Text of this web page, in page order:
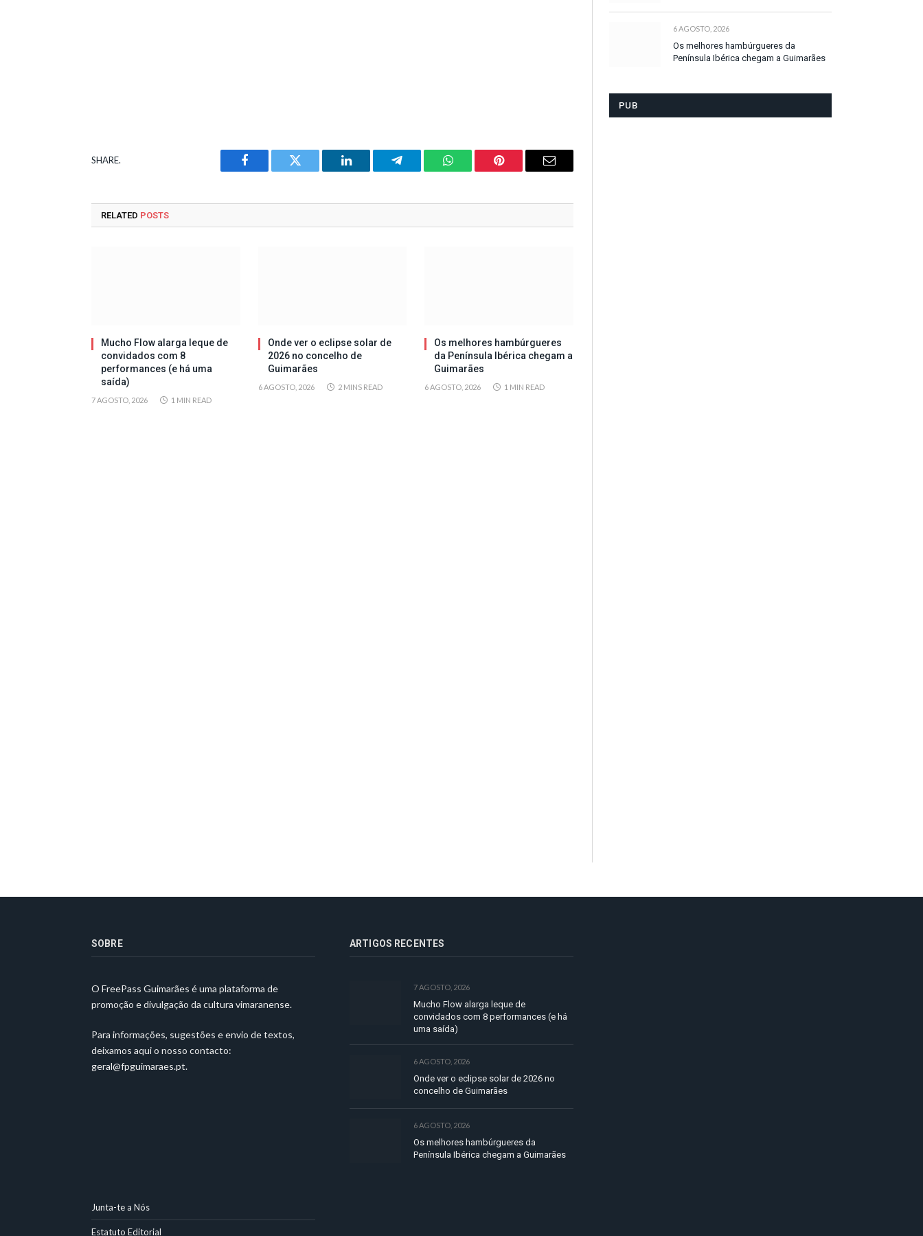
SHARE.
Facebook Twitter LinkedIn Telegram WhatsAppPinterest Email
RELATED POSTS
Mucho Flow alarga leque de
convidados com 8
performances (e há uma
saída)
7 AGOSTO, 2026 1 MIN READ
Onde ver o eclipse solar de
2026 no concelho de
Guimarães
6 AGOSTO, 2026 2 MINS READ
Os melhores hambúrgueres
da Península Ibérica chegam a
Guimarães
6 AGOSTO, 2026 1 MIN READ
6 AGOSTO, 2026
Os melhores hambúrgueres da
Península Ibérica chegam a Guimarães
PUB
SOBRE
O FreePass Guimarães é uma plataforma de
promoção e divulgação da cultura vimaranense.
Para informações, sugestões e envio de textos,
deixamos aqui o nosso contacto:
geral@fpguimaraes.pt.
ARTIGOS RECENTES
7 AGOSTO, 2026
Mucho Flow alarga leque de
convidados com 8 performances (e há
uma saída)
6 AGOSTO, 2026
Onde ver o eclipse solar de 2026 no
concelho de Guimarães
6 AGOSTO, 2026
Os melhores hambúrgueres da
Península Ibérica chegam a Guimarães
Junta-te a Nós
Estatuto Editorial